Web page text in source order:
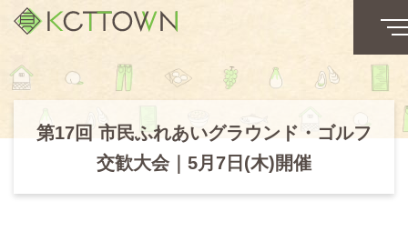
第17回 市民ふれあいグラウンド・ゴルフ
交歓大会｜5月7日(木)開催